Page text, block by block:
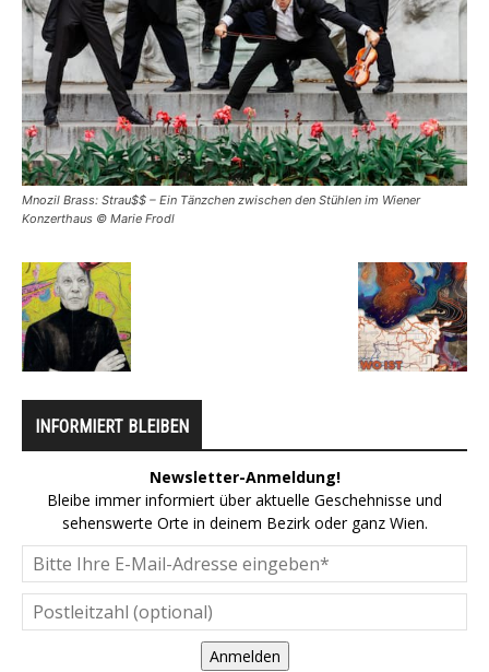
Mnozil Brass: Strau$$ – Ein Tänzchen zwischen den Stühlen im Wiener
Konzerthaus © Marie Frodl
INFORMIERT BLEIBEN
Newsletter-Anmeldung!
Bleibe immer informiert über aktuelle Geschehnisse und
sehenswerte Orte in deinem Bezirk oder ganz Wien.
Anmelden